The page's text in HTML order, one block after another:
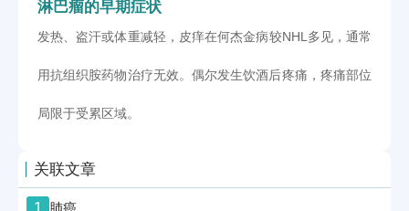
淋巴瘤的早期症状
发热、盗汗或体重减轻，皮痒在何杰金病较NHL多见，通常
用抗组织胺药物治疗无效。偶尔发生饮酒后疼痛，疼痛部位
局限于受累区域。
关联文章